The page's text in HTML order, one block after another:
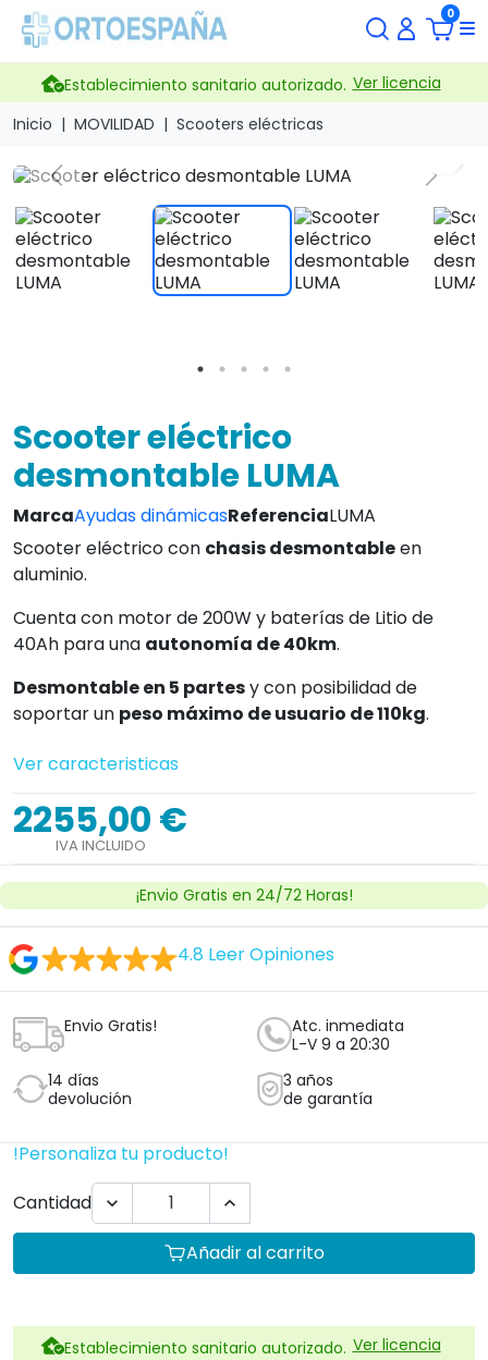
0
Establecimiento sanitario autorizado. Ver licencia
Inicio
MOVILIDAD Scooters eléctricas
Previous Next
Scooter eléctrico
desmontable LUMA
MarcaAyudas dinámicasReferenciaLUMA
Scooter eléctrico con chasis desmontableen
aluminio.
Cuenta con motor de 200W y baterías de Litio de
40Ah para una autonomía de 40km.
Desmontable en 5 partesy con posibilidad de
soportar un peso máximo de usuario de 110kg.
Ver caracteristicas
2255,00 €
IVA INCLUIDO
¡Envio Gratis en 24/72 Horas!
4.8 Leer Opiniones
Envio Gratis!
Atc. inmediata
L-V 9 a 20:30
14 días
devolución
3 años
de garantía
!Personaliza tu producto!
Cantidad
 
Añadir al carrito
Establecimiento sanitario autorizado. Ver licencia